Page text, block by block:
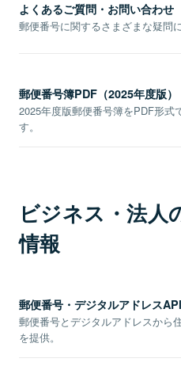
よくあるご質問・お問い合わせ
郵便番号に関するさまざまな疑問
郵便番号簿PDF（2025年度版）
2025年度版郵便番号簿をPDF形式
す。
ビジネス・法人
情報
郵便番号・デジタルアドレスAPI
郵便番号とデジタルアドレスから
を提供。